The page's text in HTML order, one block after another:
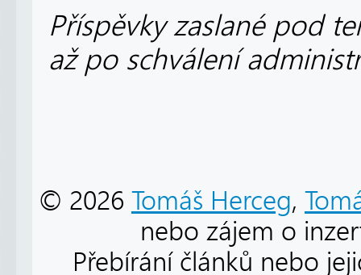
Příspěvky zaslané pod
až po schválení
© 2026 Tomáš Herceg,
nebo zájem o
Přebírání článků nebo